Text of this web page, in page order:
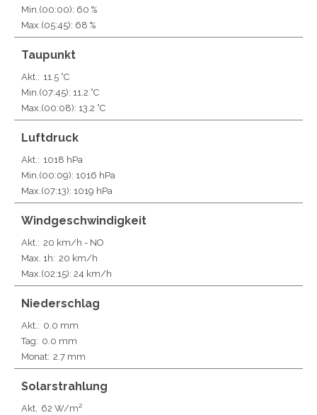
Min. (00:00): 60 %
Max. (05:45): 68 %
Taupunkt
Akt.: 11.5 °C
Min. (07:45): 11.2 °C
Max. (00:08): 13.2 °C
Luftdruck
Akt.: 1018 hPa
Min. (00:09): 1016 hPa
Max. (07:13): 1019 hPa
Windgeschwindigkeit
Akt.: 20 km/h - NO
Max. 1h: 20 km/h
Max. (02:15): 24 km/h
Niederschlag
Akt.: 0.0 mm
Tag: 0.0 mm
Monat: 2.7 mm
Solarstrahlung
Akt. 62 W/m²